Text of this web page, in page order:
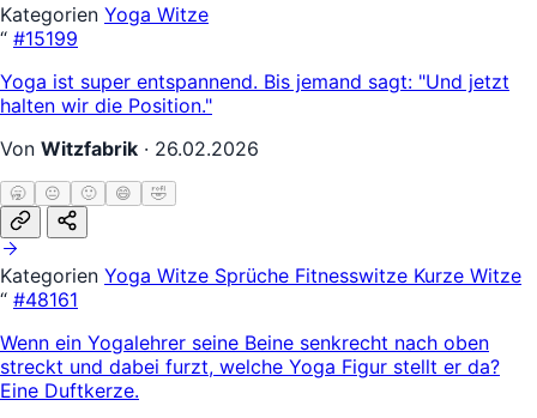
Kategorien Yoga Witze
“ #15199
Yoga ist super entspannend. Bis jemand sagt: "Und jetzt
halten wir die Position."
Von Witzfabrik · 26.02.2026
🥱 😐 🙂 😄 🤣
Kategorien Yoga Witze Sprüche Fitnesswitze Kurze Witze
“ #48161
Wenn ein Yogalehrer seine Beine senkrecht nach oben
streckt und dabei furzt, welche Yoga Figur stellt er da?
Eine Duftkerze.